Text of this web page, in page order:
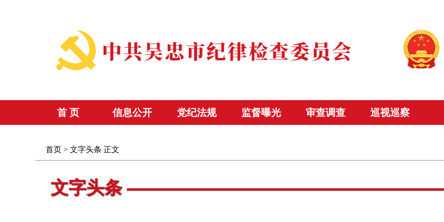
首 页 信息公开 党纪法规 监督曝光 审查调查 巡视巡察
首页 > 文字头条 正文
文字头条